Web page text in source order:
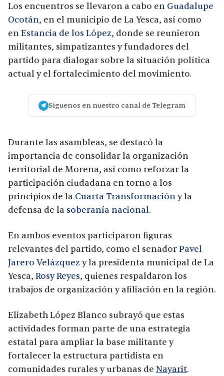
Los encuentros se llevaron a cabo en Guadalupe
Ocotán, en el municipio de La Yesca, así como
enEstancia de los López, donde se reunieron
militantes, simpatizantes y fundadores del
partido para dialogar sobre la situación política
actual y el fortalecimiento del movimiento.
Síguenos en nuestro canal de Telegram
Durante las asambleas, se destacó la
importancia de consolidar la organización
territorial de Morena, así como reforzar la
participación ciudadana en torno a los
principios de la Cuarta Transformacióny la
defensa de la soberanía nacional.
En ambos eventos participaron figuras
relevantes del partido, como el senadorPavel
Jarero Velázquez y la presidenta municipal de La
Yesca, Rosy Reyes, quienes respaldaron los
trabajos de organización y afiliación en la región.
Elizabeth López Blanco subrayó que estas
actividades forman parte de una estrategia
estatal para ampliar la base militante y
fortalecer la estructura partidista en
comunidades rurales y urbanas de Nayarit.